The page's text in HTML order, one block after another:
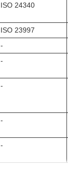
ISO 24340
ISO 23997
-
-
-
-
-